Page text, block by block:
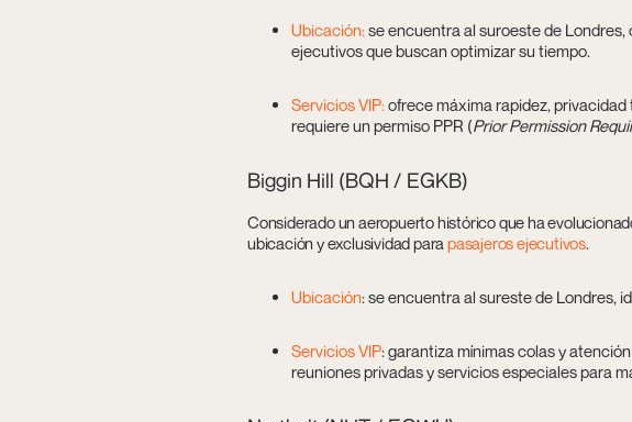
Ubicación:se encuentra al suroeste de Londres,
ejecutivos que buscan optimizar su tiempo.
Servicios VIP:ofrece máxima rapidez, privacidad
requiere un permiso PPR (Prior Permission
Biggin Hill (BQH / EGKB)
Considerado un aeropuerto histórico que ha
ubicación y exclusividad para pasajeros ejecutivos.
Ubicación: se encuentra al sureste de Londres,
Servicios VIP: garantiza mínimas colas y
reuniones privadas y servicios especiales para